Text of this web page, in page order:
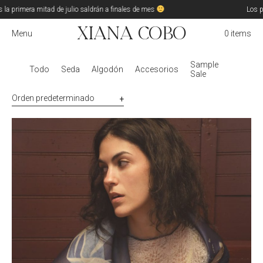
mitad de julio saldrán a finales de mes Los
Menu Xiana Cobo 0 items
Todo Seda Algodón Accesorios
Sample
Sale